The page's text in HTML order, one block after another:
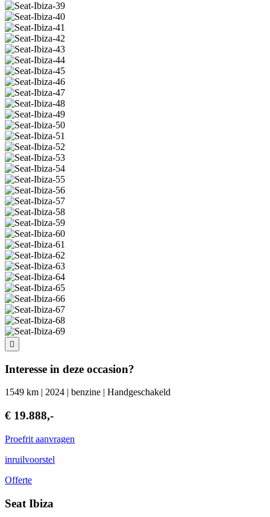
Interesse in deze occasion?
1549 km | 2024 | benzine | Handgeschakeld
€ 19.888,-
Proefrit aanvragen
inruilvoorstel
Offerte
Seat Ibiza